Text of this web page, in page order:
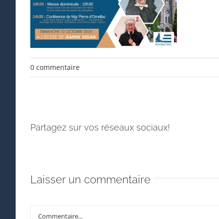
0 commentaire
Partagez sur vos réseaux sociaux!
Laisser un commentaire
Commentaire